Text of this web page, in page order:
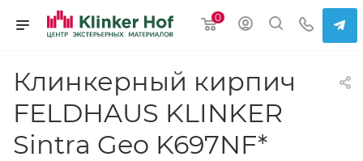
0
Клинкерный кирпич
FELDHAUS KLINKER
Sintra Geo K697NF*